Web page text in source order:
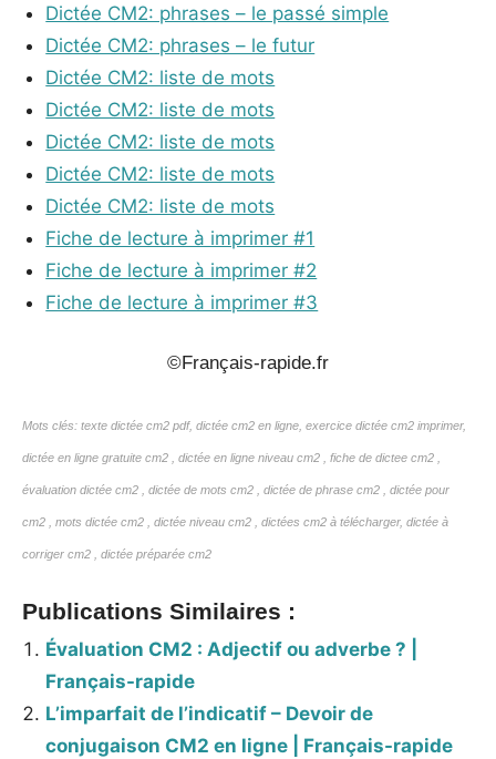
Dictée CM2: phrases – le passé simple
Dictée CM2: phrases – le futur
Dictée CM2: liste de mots
Dictée CM2: liste de mots
Dictée CM2: liste de mots
Dictée CM2: liste de mots
Dictée CM2: liste de mots
Fiche de lecture à imprimer #1
Fiche de lecture à imprimer #2
Fiche de lecture à imprimer #3
©Français-rapide.fr
Mots clés: texte dictée cm2 pdf, dictée cm2 en ligne, exercice dictée cm2 imprimer,
dictée en ligne gratuite cm2 , dictée en ligne niveau cm2 , fiche de dictee cm2 ,
évaluation dictée cm2 , dictée de mots cm2 , dictée de phrase cm2 , dictée pour
cm2 , mots dictée cm2 , dictée niveau cm2 , dictées cm2 à télécharger, dictée à
corriger cm2 , dictée préparée cm2
Publications Similaires :
Évaluation CM2 : Adjectif ou adverbe ? |
Français-rapide
L’imparfait de l’indicatif – Devoir de
conjugaison CM2 en ligne | Français-rapide